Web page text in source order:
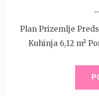
Plan Prizemlje
Kuhinja 6,12 m²